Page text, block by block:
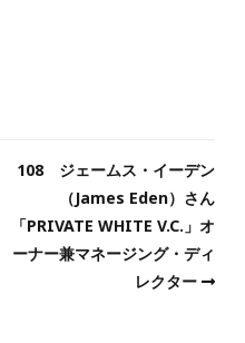
108 ジェームス・イーデン
（James Eden）さん
「PRIVATE WHITE V.C.」オ
ーナー兼マネージング・ディ
レクター